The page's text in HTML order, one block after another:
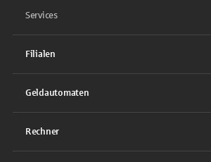
Services
Filialen
Geldautomaten
Rechner